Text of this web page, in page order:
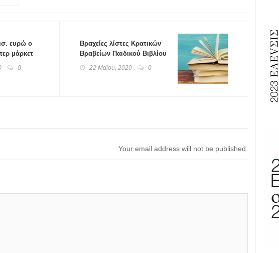
ευρώ ο
μάρκετ
0
Βραχείες λίστες Κρατικών
Βραβείων Παιδικού Βιβλίου
22 Μαΐου, 2020 0
Your email address will not be published.